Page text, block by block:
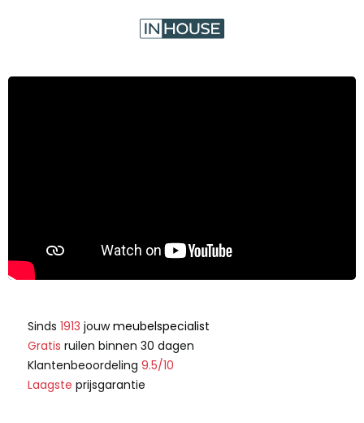
Sinds 1913 jouwmeubelspecialist
Gratis ruilen binnen 30 dagen
Klantenbeoordeling 9.5/10
Laagste prijsgarantie